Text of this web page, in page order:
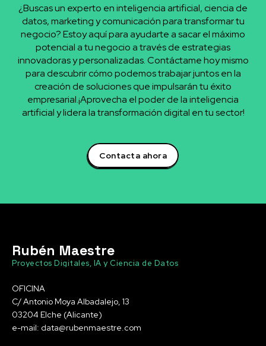
¿Buscas un experto en inteligencia artificial, ciencia de
datos, marketing y comunicación para transformar tu
negocio? Estoy aquí para ayudarte a sacar el máximo
potencial a tu negocio a través de estrategias
innovadoras y personalizadas. Contáctame hoy mismo
para descubrir cómo podemos trabajar juntos en la
creación de soluciones que impulsarán tu éxito
empresarial.¡Aprovecha el poder de la inteligencia
artificial y lidera la transformación digital en tu sector!
Contacta ahora
Rubén Maestre
Proyectos Digitales, IA y Ciencia de Datos
OFICINA
C/ Antonio Moya Albadalejo, 13
03204 Elche (Alicante)
e-mail: data@rubenmaestre.com